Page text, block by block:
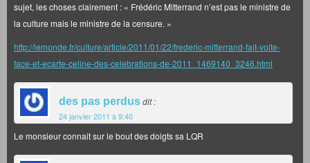
sujet, les choses clairement : « Frédéric Mitterrand n’est pas le ministre de
la culture mais le ministre de la censure. »
http://lemonde.fr/culture/article/2011/01/22/frederic-mitterrand-fait-volte-
face-et-ecarte-celine-des-celebrations-de-2011_1469140_3246.html
des pas perdusdit :
24 janvier 2011 à 9:40
Le monsieur connait sur le bout des doigts sa LQR